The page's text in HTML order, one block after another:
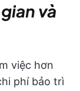
và
việc hơn
phí bảo trì